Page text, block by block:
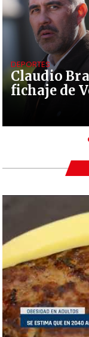
Claudio
fichaje de
DEPORTES